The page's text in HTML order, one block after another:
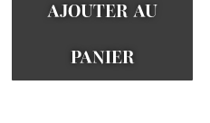
AJOUTER AU
PANIER